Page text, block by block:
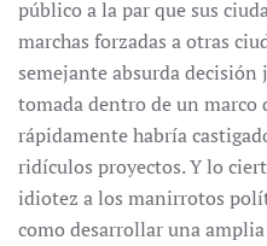
público a la par que sus
marchas forzadas a otras
semejante absurda
tomada dentro de un marco
rápidamente habría
ridículos proyectos. Y lo
idiotez a los manirrotos
como desarrollar una